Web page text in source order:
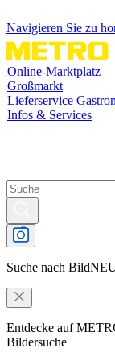
Navigieren Sie zu
Online-Marktplatz
Großmarkt
Lieferservice
Infos & Services
Suche nach Bild
Entdecke auf
Bildersuche